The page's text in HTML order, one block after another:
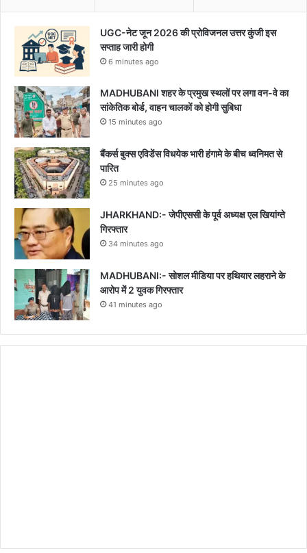
UGC-नेट जून 2026 की प्रोविजनल उत्तर कुंजी इस
सप्ताह जारी होगी
6 minutes ago
MADHUBANI शहर के प्रमुख स्थलों पर लगा वन-वे का
सांकेतिक बोर्ड, वाहन चालकों को होगी सुबिधा
15 minutes ago
बैंकर्स बुक्स एविडेंस विधयेक भारी हंगामे के बीच ध्वनिमत से
पारित
25 minutes ago
JHARKHAND:- जेपीएससी के पूर्व अध्यक्ष एल खियांग्ते
गिरफ्तार
34 minutes ago
MADHUBANI:- सोशल मीडिया पर हथियार लहराने के
आरोप में 2 युवक गिरफ्तार
41 minutes ago